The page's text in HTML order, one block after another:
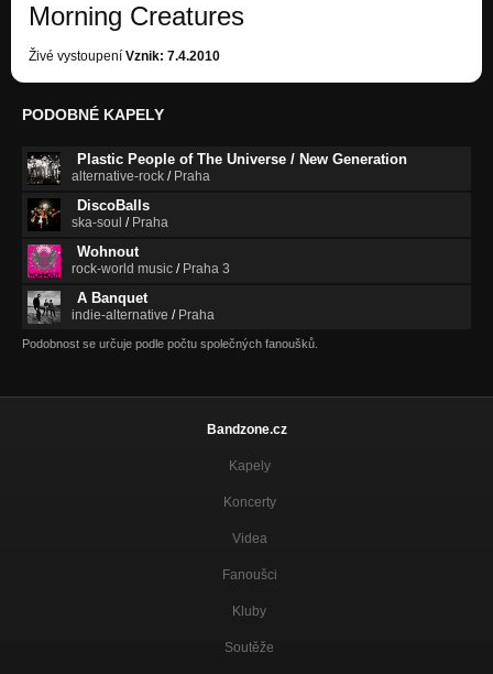
Morning Creatures
Živé vystoupení Vznik: 7.4.2010
PODOBNÉ KAPELY
Plastic People of The Universe / New Generation
alternative-rock / Praha
DiscoBalls
ska-soul / Praha
Wohnout
rock-world music / Praha 3
A Banquet
indie-alternative / Praha
Podobnost se určuje podle počtu společných fanoušků.
Bandzone.cz
Kapely
Koncerty
Videa
Fanoušci
Kluby
Soutěže